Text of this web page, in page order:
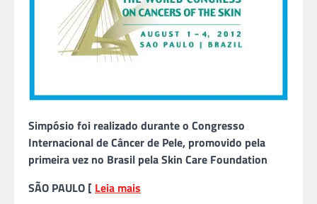
Simpósio foi realizado durante o Congresso
Internacional de Câncer de Pele, promovido pela
primeira vez no Brasil pela Skin Care Foundation
SÃO PAULO [ Leia mais